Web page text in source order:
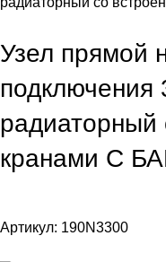
Узел прямой
подключения
радиаторный
кранами С
Артикул: 190N3300